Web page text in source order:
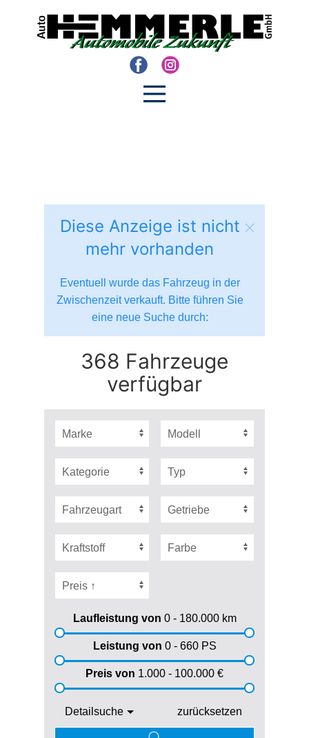
Diese Anzeige ist nicht
mehr vorhanden
Eventuell wurde das Fahrzeug in der
Zwischenzeit verkauft. Bitte führen Sie
eine neue Suche durch:
368 Fahrzeuge
verfügbar
Laufleistung von 0 - 180.000km
Leistung von 0 - 660PS
Preis von 1.000 - 100.000 €
Detailsuche zurücksetzen